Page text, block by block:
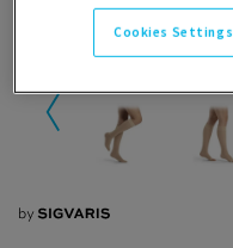
Cookies Settings